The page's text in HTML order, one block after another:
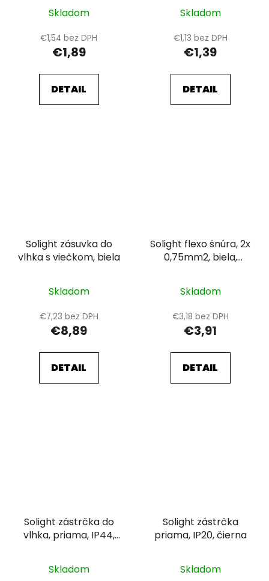
Skladom
€1,54 bez DPH
€1,89
DETAIL
Skladom
€1,13 bez DPH
€1,39
DETAIL
Solight zásuvka do
vlhka s viečkom, biela
Skladom
€7,23 bez DPH
€8,89
DETAIL
Solight flexo šnúra, 2x
0,75mm2, biela,
Skladom
€3,18 bez DPH
€3,91
DETAIL
Solight zástrčka do
vlhka, priama, IP44,
Skladom
Solight zástrčka
priama, IP20, čierna
Skladom